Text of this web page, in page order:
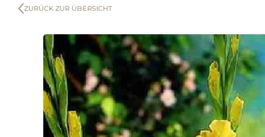
ZURÜCK ZUR ÜBERSICHT